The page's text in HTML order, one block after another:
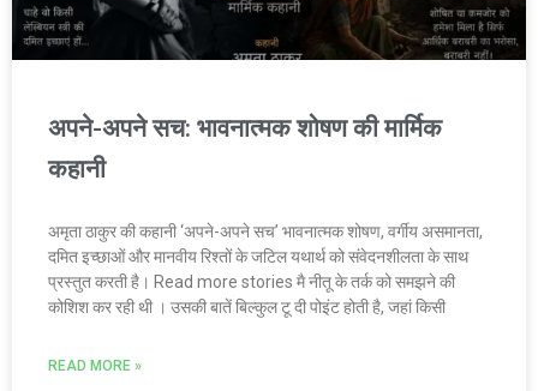
अपने-अपने सच: भावनात्मक शोषण की मार्मिक
कहानी
अमृता ठाकुर की कहानी ‘अपने-अपने सच’ भावनात्मक शोषण, वर्गीय असमानता,
दमित इच्छाओं और मानवीय रिश्तों के जटिल यथार्थ को संवेदनशीलता के साथ
प्रस्तुत करती है। Read more stories मै नीतू के तर्क को समझने की
कोशिश कर रही थी । उसकी बातें बिल्कुल टू दी पोइंट होती है, जहां किसी
READ MORE »